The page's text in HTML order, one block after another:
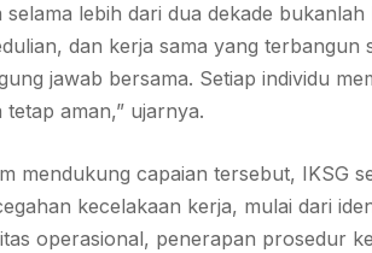
selama lebih dari dua dekade
dan kerja sama yang terbangun
jawab bersama. Setiap individu
tetap aman,” ujarnya.
mendukung capaian tersebut, IKSG
kecelakaan kerja, mulai dari
operasional, penerapan prosedur